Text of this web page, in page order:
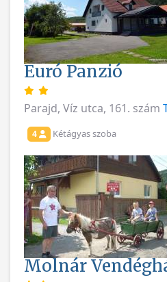
Euró Panzió
Parajd, Víz utca, 161. szám
4 Kétágyas szoba
Molnár